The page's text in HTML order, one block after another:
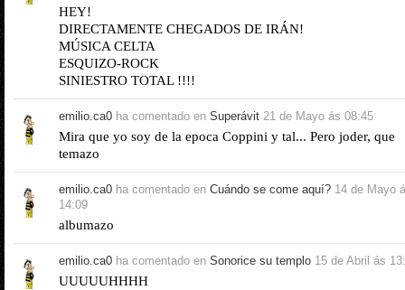
HEY!
DIRECTAMENTE CHEGADOS DE IRÁN!
MÚSICA CELTA
ESQUIZO-ROCK
SINIESTRO TOTAL !!!!
emilio.ca0 ha comentado en Superávit 21 de Mayo ás 08:45
Mira que yo soy de la epoca Coppini y tal... Pero joder, que
temazo
emilio.ca0 ha comentado en Cuándo se come aquí? 14 de Mayo
14:09
albumazo
emilio.ca0 ha comentado en Sonorice su templo 15 de Abril ás
UUUUUHHHH